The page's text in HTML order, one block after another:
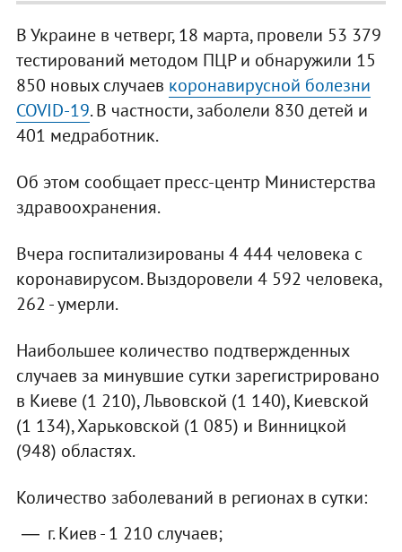
В Украине в четверг, 18 марта, провели 53 379
тестирований методом ПЦР и обнаружили 15
850 новых случаев коронавирусной болезни
COVID-19. В частности, заболели 830 детей и
401 медработник.
Об этом сообщает пресс-центр Министерства
здравоохранения.
Вчера госпитализированы 4 444 человека с
коронавирусом. Выздоровели 4 592 человека,
262 - умерли.
Наибольшее количество подтвержденных
случаев за минувшие сутки зарегистрировано
в Киеве (1 210), Львовской (1 140), Киевской
(1 134), Харьковской (1 085) и Винницкой
(948) областях.
Количество заболеваний в регионах в сутки:
г. Киев - 1 210 случаев;